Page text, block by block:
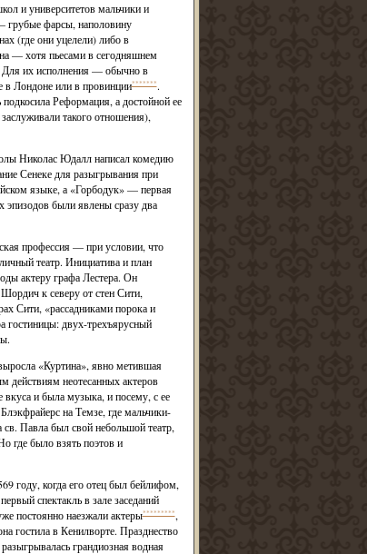
и университетов мальчики и
грубые фарсы, наполовину
(где они уцелели) либо в
— хотя пьесами в сегодняшнем
Для их исполнения — обычно в
в Лондоне или в провинции*******.
Реформация, а достойной ее
такого отношения),
Николас Юдалл написал комедию
Сенеке для разыгрывания при
языке, а «Горбодук» — первая
были явлены сразу два
профессия — при условии, что
театр. Инициатива и план
актеру графа Лестера. Он
к северу от стен Сити,
Сити, «рассадниками порока и
гостиницы: двух-трехъярусный
«Куртина», явно метившая
действиям неотесанных актеров
вкуса и была музыка, и посему, с ее
на Темзе, где мальчики-
Павла был свой небольшой театр,
где было взять поэтов и
году, когда его отец был бейлифом,
спектакль в зале заседаний
постоянно наезжали актеры*********,
гостила в Кенилворте. Празднество
разыгрывалась грандиозная водная